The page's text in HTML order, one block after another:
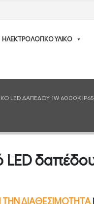
ΗΛΕΚΤΡΟΛΟΓΙΚΟ ΥΛΙΚΟ
LED ΔΑΠΈΔΟΥ 1W 6000K IP65
LED
ΤΗΝ ΔΙΑΘΕΣΙΜΟΤΗΤΑ